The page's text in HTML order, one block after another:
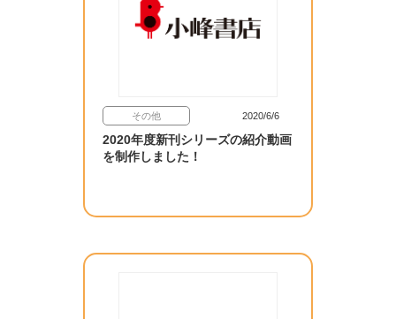
その他 2020/6/6
2020年度新刊シリーズの紹介動画
を制作しました！